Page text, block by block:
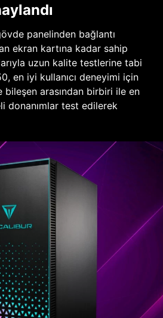
panelinden bağlantı
ekran kartına kadar sahip
uzun kalite testlerine tabi
en iyi kullanıcı deneyimi için
arasından birbiri ile en
donanımlar test edilerek